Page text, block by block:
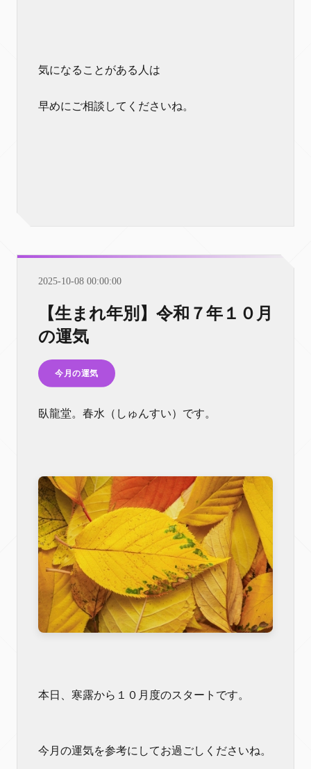
気になることがある人は
早めにご相談してくださいね。
2025-10-08 00:00:00
【生まれ年別】令和７年１０月
の運気
今月の運気
臥龍堂。春水（しゅんすい）です。
本日、寒露から１０月度のスタートです。
今月の運気を参考にしてお過ごしくださいね。